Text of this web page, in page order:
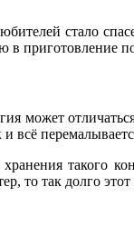
стало
в приготовление
может
такого
то так долго этот